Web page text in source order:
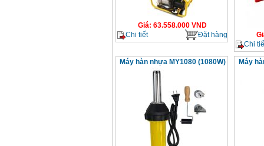
Giá: 63.558.000 VND
Chi tiết
Đặt hàng
Chi
Máy hàn nhựa MY1080 (1080W) Máy